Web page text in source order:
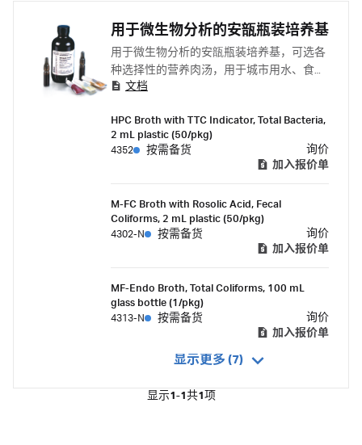
用于微生物分析的安瓿瓶装培养基
用于微生物分析的安瓿瓶装培养基，可选各
种选择性的营养肉汤，用于城市用水、食品
和饮料、制药和微电子行业.
文档
HPC Broth with TTC Indicator, Total Bacteria,
2 mL plastic (50/pkg)
4352
按需备货
询价
加入报价单
M-FC Broth with Rosolic Acid, Fecal
Coliforms, 2 mL plastic (50/pkg)
4302-N
按需备货
询价
加入报价单
MF-Endo Broth, Total Coliforms, 100 mL
glass bottle (1/pkg)
4313-N
按需备货
询价
加入报价单
显示更多 (7)
显示1-1 共1 项